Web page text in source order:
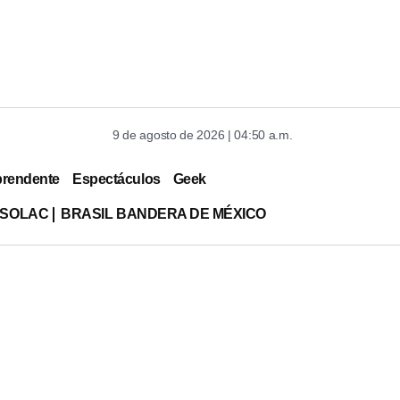
9 de agosto de 2026 | 04:50 a.m.
Espectáculos Geek
BRASIL BANDERA DE MÉXICO